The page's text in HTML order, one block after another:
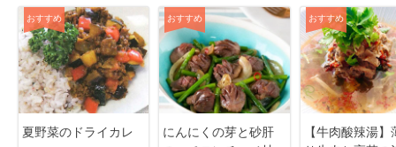
おすすめ
夏野菜のドライカレ
おすすめ
にんにくの芽と砂肝
おすすめ
【牛肉酸辣湯】